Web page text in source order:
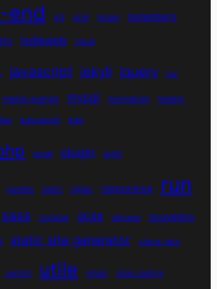
end git grid growl gutenberg
indieweb input
javascript jekyll jquery jsx
media queries mysql navigation nodejs
password pdo
pixel plugin print
quotes react regex responsive run
sass scraper scss serveur souvenirs
static site generator steve jobs
switch utile vhost vibe coding